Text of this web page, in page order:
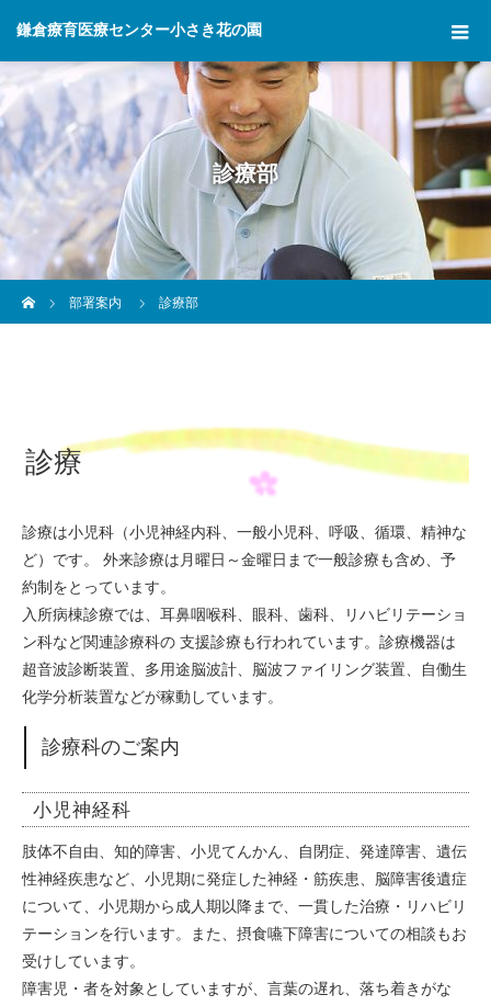
鎌倉療育医療センター小さき花の園
診療部
部署案内
診療部
診療
診療は小児科（小児神経内科、一般小児科、呼吸、循環、精神な
ど）です。 外来診療は月曜日～金曜日まで一般診療も含め、予
約制をとっています。
入所病棟診療では、耳鼻咽喉科、眼科、歯科、リハビリテーショ
ン科など関連診療科の 支援診療も行われています。診療機器は
超音波診断装置、多用途脳波計、脳波ファイリング装置、自働生
化学分析装置などが稼動しています。
診療科のご案内
小児神経科
肢体不自由、知的障害、小児てんかん、自閉症、発達障害、遺伝
性神経疾患など、小児期に発症した神経・筋疾患、脳障害後遺症
について、小児期から成人期以降まで、一貫した治療・リハビリ
テーションを行います。また、摂食嚥下障害についての相談もお
受けしています。
障害児・者を対象としていますが、言葉の遅れ、落ち着きがな